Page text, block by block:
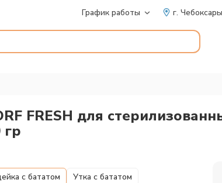
График работы г.
FRESH для
гр
с бататом Утка с бататом